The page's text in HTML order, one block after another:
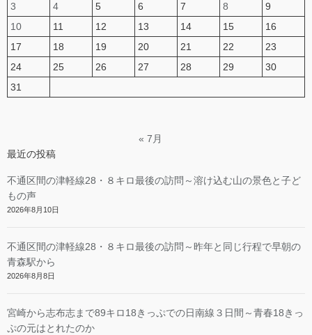
3
4 5 6 7 8
9
10
11 12 13 14 15
16
17
18 19 20 21 22
23
24
25 26 27 28 29
30
31
« 7月
最近の投稿
不通区間の津軽線28・８キロ最後の訪問～溶け込む山の景色と子ど
もの声
2026年8月10日
不通区間の津軽線28・８キロ最後の訪問～昨年と同じ行程で早朝の
青森駅から
2026年8月8日
宮崎から志布志まで89キロ18きっぷでの日南線３日間～青春18きっ
ぷの元はとれたのか